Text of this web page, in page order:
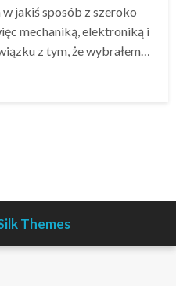
jakiś sposób z szeroko
mechaniką, elektroniką i
z tym, że wybrałem…
Themes